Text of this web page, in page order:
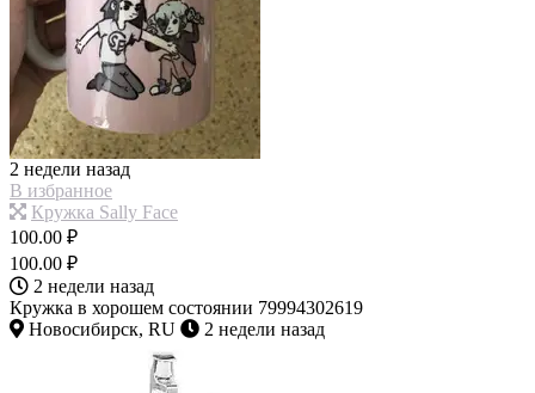
2 недели назад
В избранное
Кружка Sally Face
100.00 ₽
100.00 ₽
2 недели назад
Кружка в хорошем состоянии 79994302619
Новосибирск, RU
2 недели назад